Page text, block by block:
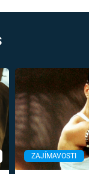
ZAJÍMAVOSTI